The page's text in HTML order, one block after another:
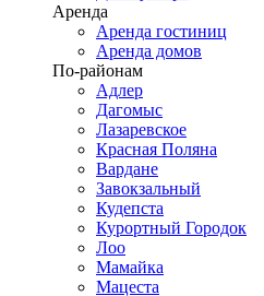
Аренда
Аренда гостиниц
Аренда домов
По-районам
Адлер
Дагомыс
Лазаревское
Красная Поляна
Вардане
Завокзальный
Кудепста
Курортный Городок
Лоо
Мамайка
Мацеста